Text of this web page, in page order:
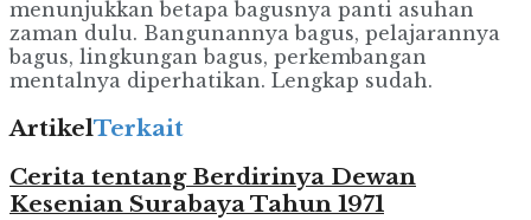
menunjukkan betapa bagusnya panti asuhan
zaman dulu. Bangunannya bagus, pelajarannya
bagus, lingkungan bagus, perkembangan
mentalnya diperhatikan. Lengkap sudah.
ArtikelTerkait
Cerita tentang Berdirinya Dewan
Kesenian Surabaya Tahun 1971